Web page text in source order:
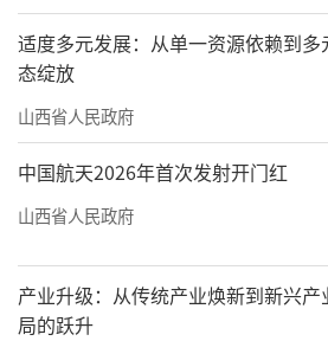
适度多元发展：从单一资源依赖到多
态绽放
山西省人民政府
中国航天2026年首次发射开门红
山西省人民政府
产业升级：从传统产业焕新到新兴产
局的跃升